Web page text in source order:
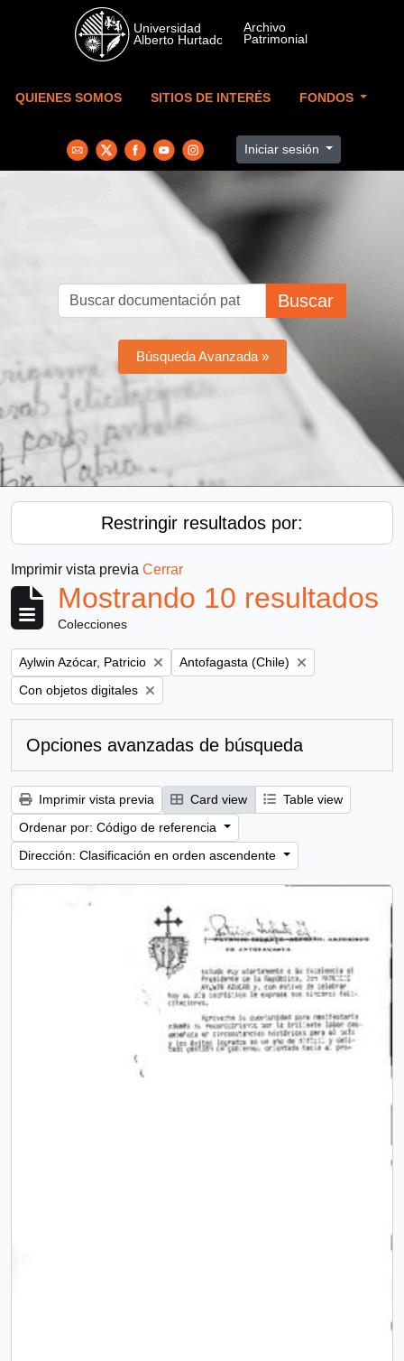
Skip to main content
QUIENES SOMOS SITIOS DE INTERÉS FONDOS
Iniciar sesión
Buscar
Búsqueda Avanzada »
Restringir resultados por:
Imprimir vista previa Cerrar
Mostrando 10 resultados
Colecciones
Remove filter:
Aylwin Azócar, Patricio Remove filter:
Antofagasta (Chile)
Remove filter:
Con objetos digitales
Opciones avanzadas de búsqueda
Imprimir vista previa Card view
Table view
Ordenar por: Código de referencia
Dirección: Clasificación en orden ascendente